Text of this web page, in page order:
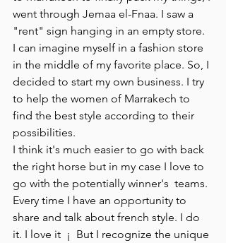
went through Jemaa el-Fnaa. I saw a
"rent" sign hanging in an empty store.
I can imagine myself in a fashion store
in the middle of my favorite place. So, I
decided to start my own business. I try
to help the women of Marrakech to
find the best style according to their
possibilities.
I think it's much easier to go with back
the right horse but in my case I love to
go with the potentially winner's  teams.
Every time I have an opportunity to
share and talk about french style. I do
it. I love it  ¡  But I recognize the unique